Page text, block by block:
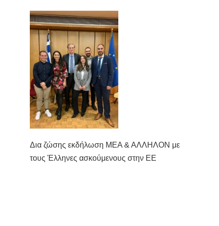
Δια ζώσης εκδήλωση ΜΕΑ & ΑΛΛΗΛΟΝ με
τους Έλληνες ασκούμενους στην ΕΕ